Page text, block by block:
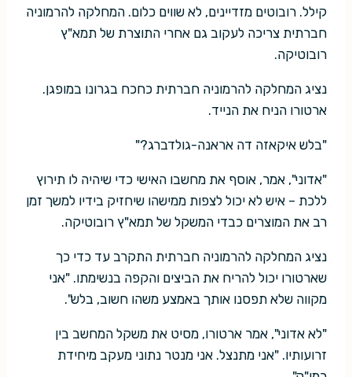
קילל. רובוטים מזדיינים, לא שווים כלום. המחלקה להרמוניה
חברתית צריכה לעקוב גם אחרי התוצרת של תמא"ץ
רובוטיקה.
נציג המחלקה להרמוניה חברתית כחכח בגרונו במופגן.
ארטורו הניח את הנייד.
"בלש איקאזה דה אראנה-גולדברג?"
"אדוני", אמר, אוסף את מחשבו האישי כדי שיהיה לו תירוץ
ללכת – איש לא יכול לצפות ממישהו שיחזיק בידיו למשך זמן
רב את המוצרים כבדי המשקל של תמא"ץ רובוטיקה.
נציג המחלקה להרמוניה חברתית התקרב עד כדי כך
שארטורו יכול להריח את הביצים והקפה בנשימתו. "אני
מקווה שלא תפסנו אותך באמצע משהו חשוב, בלש".
"לא אדוני", אמר ארטורו, מסיט את משקל המחשב בין
זרועותיו. "אני מתנצל. אני מנטר נתוני מעקב מיחידת